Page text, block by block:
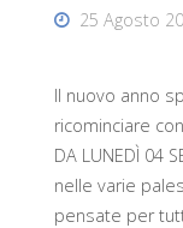
25 Agosto
Il nuovo anno
ricominciare
DA LUNEDÌ 04
nelle varie
pensate per